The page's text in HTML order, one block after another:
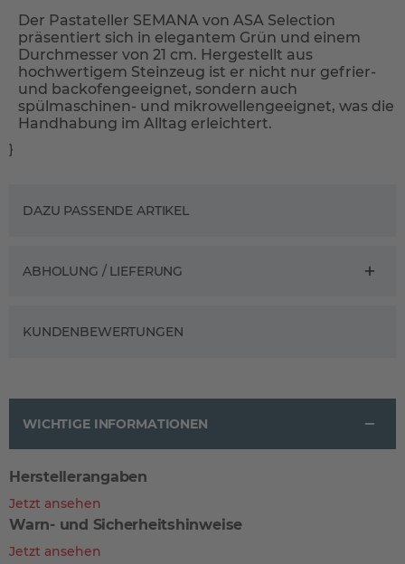
Der Pastateller SEMANA von ASA Selection
präsentiert sich in elegantem Grün und einem
Durchmesser von 21 cm. Hergestellt aus
hochwertigem Steinzeug ist er nicht nur gefrier-
und backofengeeignet, sondern auch
spülmaschinen- und mikrowellengeeignet, was die
Handhabung im Alltag erleichtert.
}
DAZU PASSENDE ARTIKEL
ABHOLUNG / LIEFERUNG
KUNDENBEWERTUNGEN
WICHTIGE INFORMATIONEN
Herstellerangaben
Jetzt ansehen
Warn- und Sicherheitshinweise
Jetzt ansehen